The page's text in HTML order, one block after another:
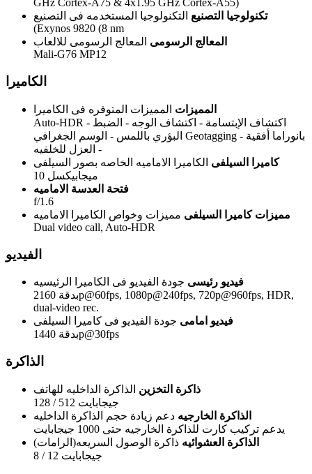
GHz Cortex-A75 & 4x1.95 GHz Cortex-A55)
تكنولوجيا التصنيع التكنولوجيا المستخدمه فى التصنيع
(Exynos 9820 (8 nm
المعالج الرسومى المعالج الرسومى للالعاب
Mali-G76 MP12
الكاميرا
المميزات المميزات المتوفره فى الكاميرا
Auto-HDR - اكتشاف الإبتسامة - اكتشاف الوجه - الضبط
البؤري باللمس - الوسم الجغرافي Geotagging - بانوراما أفقية
- العزل للخلفيه
كاميرا السيلفى الكاميرا الاماميه الخاصه بصور السيلفى
10 ميجابيكسل
فتحة العدسة الاماميه
f/1.6
مميزات كاميرا السيلفى مميزات وخواص الكاميرا الاماميه
Dual video call, Auto-HDR
الفيديو
فيديو رئيسى جودة الفيديو فى الكاميرا الرئيسيه
بدقة 2160p@60fps, 1080p@240fps, 720p@960fps, HDR,
dual-video rec.
فيديو امامى جودة الفيديو فى كاميرا السيلفى
بدقة 1440p@30fps
الذاكرة
ذاكرة التخزين الذاكرة الداخليه للهاتف
128 / 512 جيجابايت
الذاكرة الخارجيه دعم زيادة حجم الذاكرة الداخليه
يدعم تركيب كارت للذاكرة الخارجيه حتى 1000 جيجابايت
الذاكرة العشوائيه ذاكرة الوصول السريعه(الرامات)
8 / 12 جيجابايت